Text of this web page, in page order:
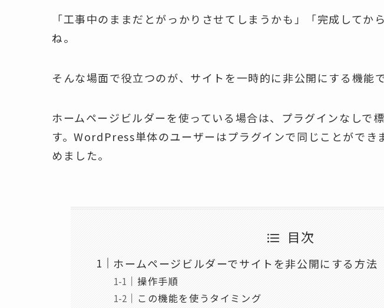
「工事中のままだとがっかりさせてしまうかも」「完成してか
ね。
そんな場面で役立つのが、サイトを一時的に非公開にする機能で
ホームページビルダーを使っている場合は、プラグインなしで
す。WordPress単体のユーザーはプラグインで同じことができ
めました。
目次
ホームページビルダーでサイトを非公開にする方法
操作手順
この機能を使うタイミング